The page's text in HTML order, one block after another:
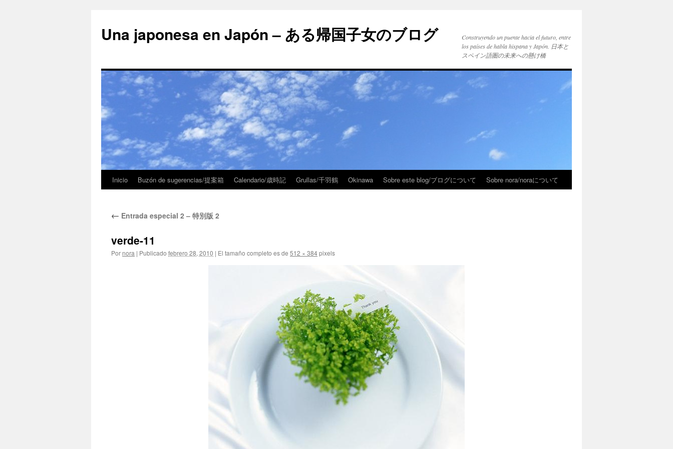
Una japonesa en Japón – ある帰国子女のブログ
Construyendo un puente hacia el futuro, entre
los países de habla hispana y Japón. 日本と
スペイン語圏の未来への懸け橋
Inicio Buzón de sugerencias/提案箱 Calendario/歳時記 Grullas/千羽鶴 Okinawa Sobre este blog/ブログについて Sobre nora/noraについて
← Entrada especial 2 – 特別版 2
verde-11
Por nora | Publicado febrero 28, 2010 | El tamaño completo es de 512 × 384pixels